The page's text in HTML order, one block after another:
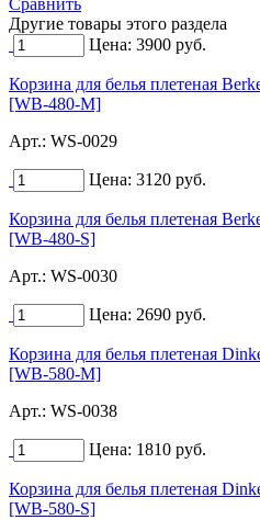
Другие товары этого раздела
Цена: 3900 руб.
Корзина для белья плетеная
[WB-480-M]
Арт.: WS-0029
Цена: 3120 руб.
Корзина для белья плетеная
[WB-480-S]
Арт.: WS-0030
Цена: 2690 руб.
Корзина для белья плетеная
[WB-580-M]
Арт.: WS-0038
Цена: 1810 руб.
Корзина для белья плетеная
[WB-580-S]